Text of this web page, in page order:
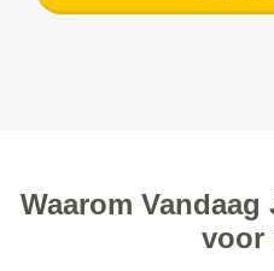
Waarom
voor